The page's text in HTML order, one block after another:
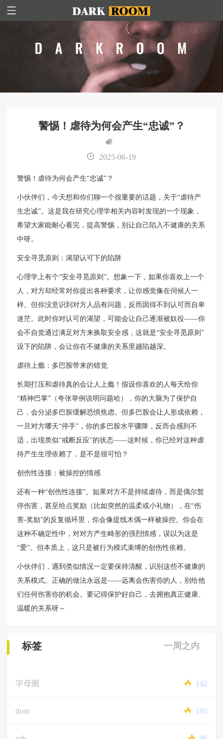
警惕！虐待为何会产生“忠诚”？
2025-06-19
警惕！虐待为何会产生“忠诚”？
小伙伴们，今天想和你们聊一个很重要的话题，关于“虐待产
生忠诚”。这是我在研究心理学相关内容时发现的一个现象，
希望大家能耐心看完，提高警惕，别让自己陷入不健康的关系
中呀。
安全寻觅原则：渴望认可下的陷阱
心理学上有个“安全寻觅原则”。想象一下，如果你喜欢上一个
人，对方却经常对你提出各种要求，让你感觉像在伺候人一
样。但你没意识到对方人品有问题，反而因得不到认可而自卑
迷茫。此时你对认可的渴望，可能会让自己逐渐被奴役——你
会不自觉通过满足对方来换取安全感，这就是“安全寻觅原则”
设下的陷阱，会让你在不健康的关系里越陷越深。
虐待上瘾：多巴胺带来的错觉
长期打压和虐待真的会让人上瘾！假设你喜欢的人每天给你
“精神巴掌”（夸张举例说明问题哈），你的大脑为了保护自
己，会分泌多巴胺缓解恐惧焦虑。但多巴胺会让人形成依赖，
一旦对方哪天“停手”，你的多巴胺水平骤降，反而会感到不
适，出现类似“戒断反应”的状态——这时候，你已经对这种虐
待产生生理依赖了，是不是很可怕？
创伤性连接：被操控的情感
还有一种“创伤性连接”。如果对方不是持续虐待，而是偶尔暂
停伤害，甚至给点奖励（比如突然的温柔或小礼物），在“伤
害-奖励”的反复循环里，你会像提线木偶一样被操控。你会在
这种不确定性中，对对方产生畸形的强烈情感，误以为这是
“爱”。但本质上，这只是被行为模式束缚的创伤性依赖。
小伙伴们，遇到类似情况一定要保持清醒，识别这些不健康的
关系模式。正确的做法永远是——远离会伤害你的人，别给他
们任何伤害你的机会。要记得保护好自己，去拥抱真正健康、
温暖的关系呀～
标签 一周之内
字母圈 142
dom 105